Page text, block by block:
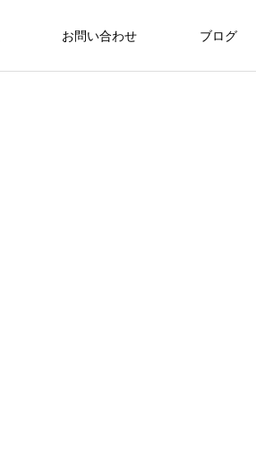
お問い合わせ ブログ